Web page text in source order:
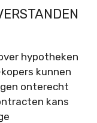
hypotheken
kunnen
onterecht
kans